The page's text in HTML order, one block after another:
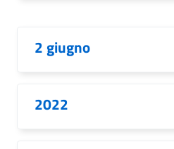
2 giugno
2022